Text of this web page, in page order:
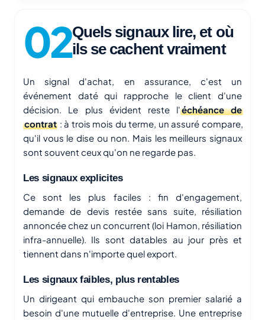
Quels signaux lire, et où
ils se cachent vraiment
Un signal d'achat, en assurance, c'est un
événement daté qui rapproche le client d'une
décision. Le plus évident reste l'échéance de
contrat : à trois mois du terme, un assuré compare,
qu'il vous le dise ou non. Mais les meilleurs signaux
sont souvent ceux qu'on ne regarde pas.
Les signaux explicites
Ce sont les plus faciles : fin d'engagement,
demande de devis restée sans suite, résiliation
annoncée chez un concurrent (loi Hamon, résiliation
infra-annuelle). Ils sont datables au jour près et
tiennent dans n'importe quel export.
Les signaux faibles, plus rentables
Un dirigeant qui embauche son premier salarié a
besoin d'une mutuelle d'entreprise. Une entreprise